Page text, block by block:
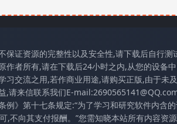
证资源的完整性以及安全性,请下载后自行测
者所有,请在下载后24小时之内,从您的设备中
交流之用,若作商业用途,请购买正版,由于未
,请来信联系我们E-
》第十七条规定:“为了学习和研究软件内含
,不向其支付报酬。”您需知晓本站所有内容资